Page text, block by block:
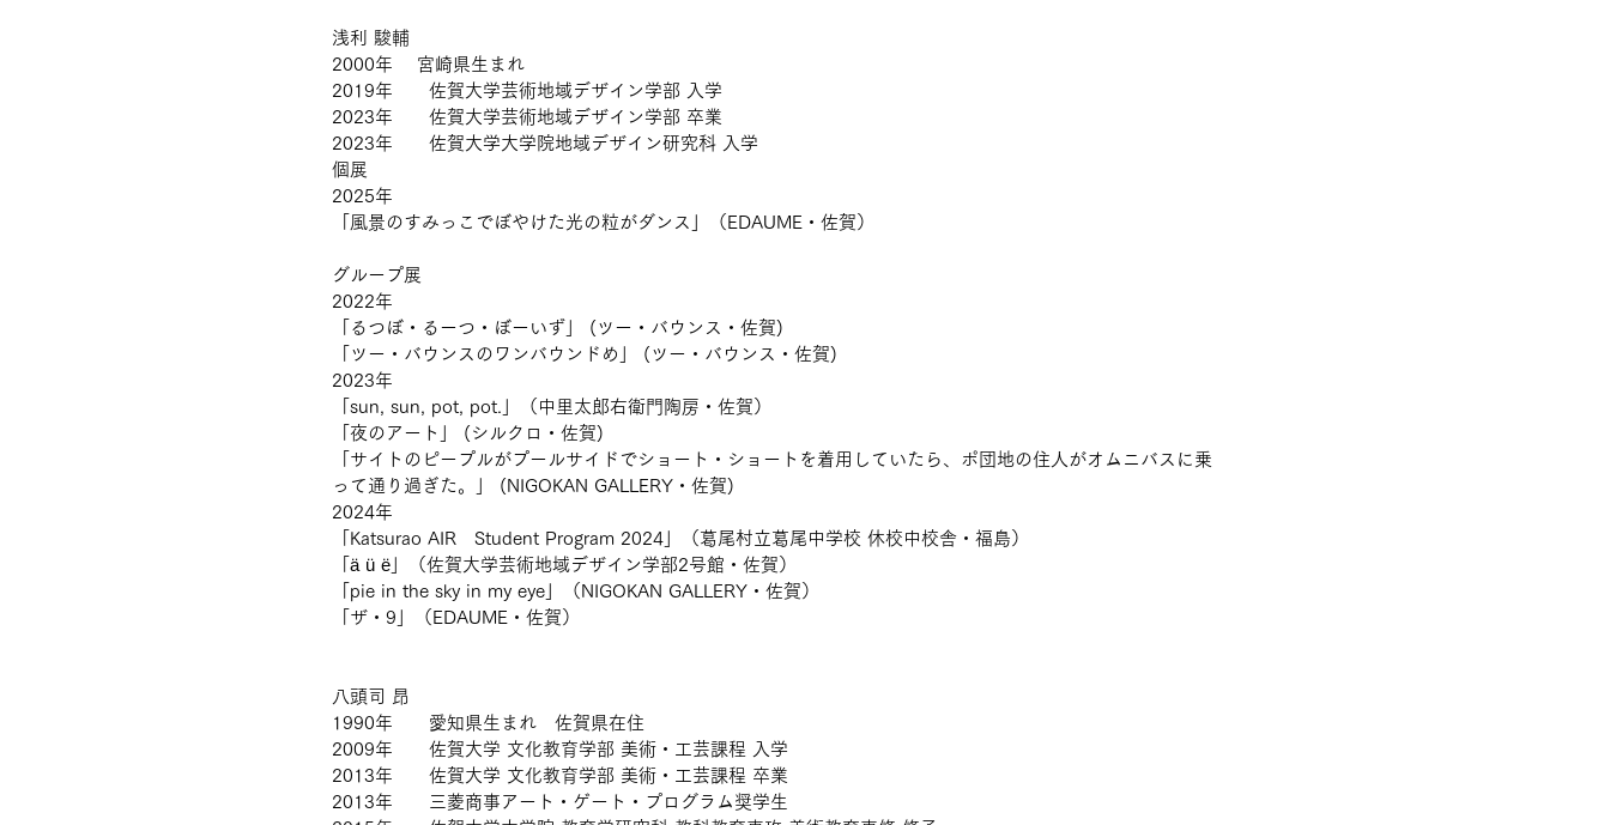
浅利 駿輔
2000年　 宮崎県生まれ
2019年　　佐賀大学芸術地域デザイン学部 入学
2023年　　佐賀大学芸術地域デザイン学部 卒業
2023年　　佐賀大学大学院地域デザイン研究科 入学
個展
2025年
「風景のすみっこでぼやけた光の粒がダンス」（EDAUME・佐賀）
グループ展
2022年
「るつぼ・るーつ・ぼーいず」 (ツー・バウンス・佐賀)
「ツー・バウンスのワンバウンドめ」 (ツー・バウンス・佐賀)
2023年
「sun, sun, pot, pot.」（中里太郎右衛門陶房・佐賀）
「夜のアート」 (シルクロ・佐賀)
「サイトのピープルがプールサイドでショート・ショートを着用していたら、ポ団地の住人がオムニバスに乗
って通り過ぎた。」 (NIGOKAN GALLERY・佐賀)
2024年
「Katsurao AIR　Student Program 2024」（葛尾村立葛尾中学校 休校中校舎・福島）
「ä ü ë」（佐賀大学芸術地域デザイン学部2号館・佐賀）
「pie in the sky in my eye」（NIGOKAN GALLERY・佐賀）
「ザ・9」（EDAUME・佐賀）
八頭司 昂
1990年　　愛知県生まれ　佐賀県在住
2009年　　佐賀大学 文化教育学部 美術・工芸課程 入学
2013年　　佐賀大学 文化教育学部 美術・工芸課程 卒業
2013年　　三菱商事アート・ゲート・プログラム奨学生